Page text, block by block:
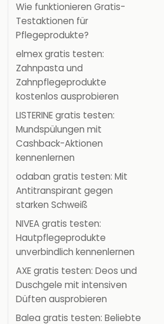
Wie funktionieren Gratis-
Testaktionen für
Pflegeprodukte?
elmex gratis testen:
Zahnpasta und
Zahnpflegeprodukte
kostenlos ausprobieren
LISTERINE gratis testen:
Mundspülungen mit
Cashback-Aktionen
kennenlernen
odaban gratis testen: Mit
Antitranspirant gegen
starken Schweiß
NIVEA gratis testen:
Hautpflegeprodukte
unverbindlich kennenlernen
AXE gratis testen: Deos und
Duschgele mit intensiven
Düften ausprobieren
Balea gratis testen: Beliebte